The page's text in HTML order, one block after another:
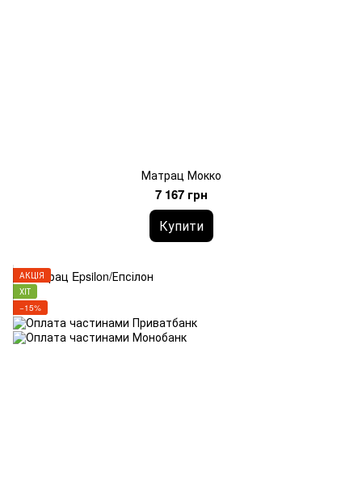
Матрац Мокко
7 167 грн
Купити
АКЦІЯ
ХІТ
−15%